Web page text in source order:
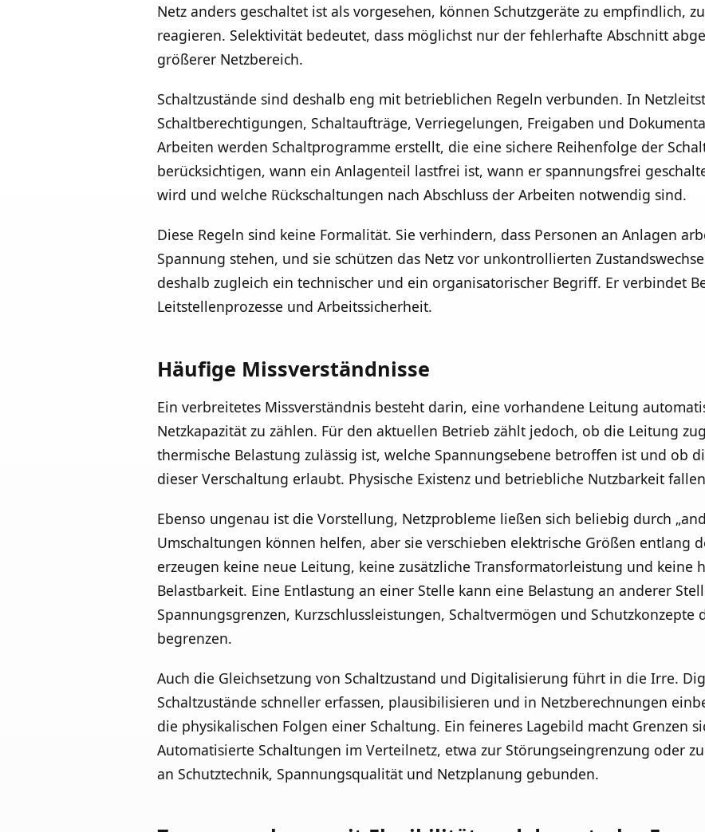
Netz anders geschaltet ist als vorgesehen, können Schutzgeräte zu empfindlich,
reagieren. Selektivität bedeutet, dass möglichst nur der fehlerhafte Abschnitt
größerer Netzbereich.
Schaltzustände sind deshalb eng mit betrieblichen Regeln verbunden. In
Schaltberechtigungen, Schaltaufträge, Verriegelungen, Freigaben und
Arbeiten werden Schaltprogramme erstellt, die eine sichere Reihenfolge der
berücksichtigen, wann ein Anlagenteil lastfrei ist, wann er spannungsfrei
wird und welche Rückschaltungen nach Abschluss der Arbeiten notwendig sind.
Diese Regeln sind keine Formalität. Sie verhindern, dass Personen an Anlagen
Spannung stehen, und sie schützen das Netz vor unkontrollierten
deshalb zugleich ein technischer und ein organisatorischer Begriff. Er verbindet
Leitstellenprozesse und Arbeitssicherheit.
Häufige Missverständnisse
Ein verbreitetes Missverständnis besteht darin, eine vorhandene Leitung
Netzkapazität zu zählen. Für den aktuellen Betrieb zählt jedoch, ob die Leitung
thermische Belastung zulässig ist, welche Spannungsebene betroffen ist und ob
dieser Verschaltung erlaubt. Physische Existenz und betriebliche Nutzbarkeit
Ebenso ungenau ist die Vorstellung, Netzprobleme ließen sich beliebig durch
Umschaltungen können helfen, aber sie verschieben elektrische Größen entlang
erzeugen keine neue Leitung, keine zusätzliche Transformatorleistung und keine
Belastbarkeit. Eine Entlastung an einer Stelle kann eine Belastung an anderer
Spannungsgrenzen, Kurzschlussleistungen, Schaltvermögen und Schutzkonzepte
begrenzen.
Auch die Gleichsetzung von Schaltzustand und Digitalisierung führt in die Irre.
Schaltzustände schneller erfassen, plausibilisieren und in Netzberechnungen
die physikalischen Folgen einer Schaltung. Ein feineres Lagebild macht Grenzen
Automatisierte Schaltungen im Verteilnetz, etwa zur Störungseingrenzung oder
an Schutztechnik, Spannungsqualität und Netzplanung gebunden.